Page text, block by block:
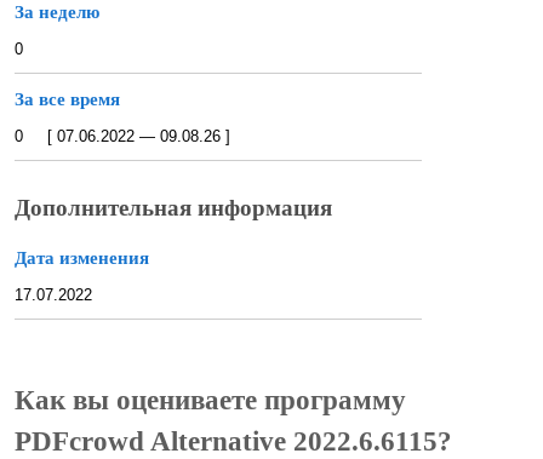
За неделю
0
За все время
0 [ 07.06.2022 — 09.08.26 ]
Дополнительная информация
Дата изменения
17.07.2022
Как вы оцениваете программу
PDFcrowd Alternative 2022.6.6115?